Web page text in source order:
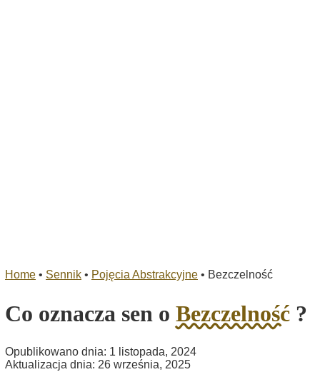
Home • Sennik • Pojęcia Abstrakcyjne • Bezczelność
Co oznacza sen o Bezczelność ?
Opublikowano dnia: 1 listopada, 2024
Aktualizacja dnia: 26 września, 2025